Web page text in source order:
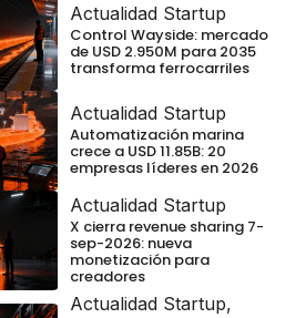
Actualidad Startup
Control Wayside: mercado
de USD 2.950M para 2035
transforma ferrocarriles
Actualidad Startup
Automatización marina
crece a USD 11.85B: 20
empresas líderes en 2026
Actualidad Startup
X cierra revenue sharing 7-
sep-2026: nueva
monetización para
creadores
Actualidad Startup,